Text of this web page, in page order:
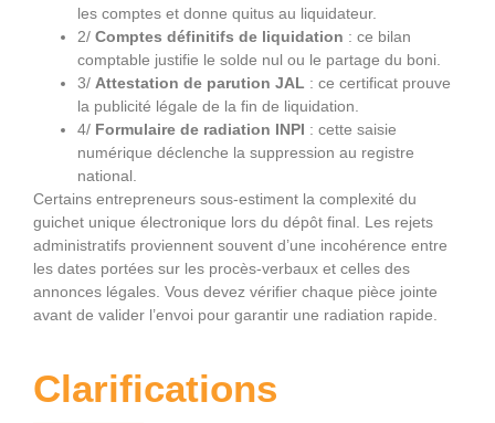
les comptes et donne quitus au liquidateur.
2/ Comptes définitifs de liquidation : ce bilan
comptable justifie le solde nul ou le partage du boni.
3/ Attestation de parution JAL : ce certificat prouve
la publicité légale de la fin de liquidation.
4/ Formulaire de radiation INPI : cette saisie
numérique déclenche la suppression au registre
national.
Certains entrepreneurs sous-estiment la complexité du
guichet unique électronique lors du dépôt final. Les rejets
administratifs proviennent souvent d’une incohérence entre
les dates portées sur les procès-verbaux et celles des
annonces légales. Vous devez vérifier chaque pièce jointe
avant de valider l’envoi pour garantir une radiation rapide.
Clarifications